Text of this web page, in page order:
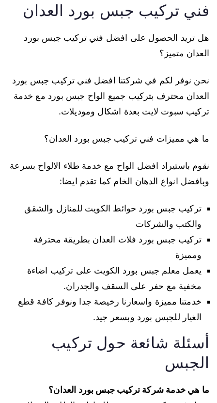
فني تركيب جبس بورد العدان
هل تريد الحصول على افضل فني تركيب جبس بورد
العدان متميز؟
نحن نوفر لكم في شركتنا افضل فني تركيب جبس بورد
العدان محترف بتركيب جميع الواح جبس بورد مع خدمة
تركيب سبوت لايت بعدة اشكال وموديلات.
ما هي مميزات فني تركيب جبس بورد العدان؟
نقوم باستيراد افضل الواح مع خدمة طلاء الالواح بسرعة
وبافضل انواع الدهان الخام كما تقدم ايضا:
تركيب جبس بورد حوائط الكويت للمنازل والشقق
والكتب والشركات
تركيب جبس بورد فلات العدان بطريقة محترفة
ومميزة
يعمل معلم جبس بورد الكويت على تركيب اضاءة
مخفية مع حفر على السقف والجدران.
خدمتنا مميزة واسعارنا رخيصة جدا ونوفر كافة قطع
الغيار للجبس بورد وبسعر جيد.
أسئلة شائعة حول تركيب
الجبس
ما هي خدمة شركة تركيب جبس بورد العدان؟